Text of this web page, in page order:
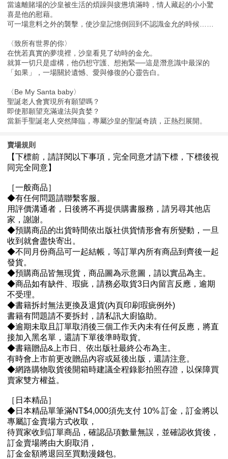
當遠離賭場的沙皇被生活的煩躁與疲憊填滿時，情人藏起的小小驚
喜是他的慰藉。
可一場意料之外的襲擊，使沙皇記憶倒回到不認識金允的時候……
〈致所有世界的你〉
在恍若真實的夢境裡，沙皇看見了幼時的金允。
就算一切只是虛構，他仍想守護、想抱緊──這是潛意識中最深的
「如果」，一場關於遺憾、愛與修復的心靈告白。
〈Be My Santa baby〉
聖誕老人會實現所有願望嗎？
即使那願望充滿違法與貪婪？
當新手聖誕老人突然降臨，專屬沙皇的聖誕奇蹟，正熱烈展開。
賣場規則